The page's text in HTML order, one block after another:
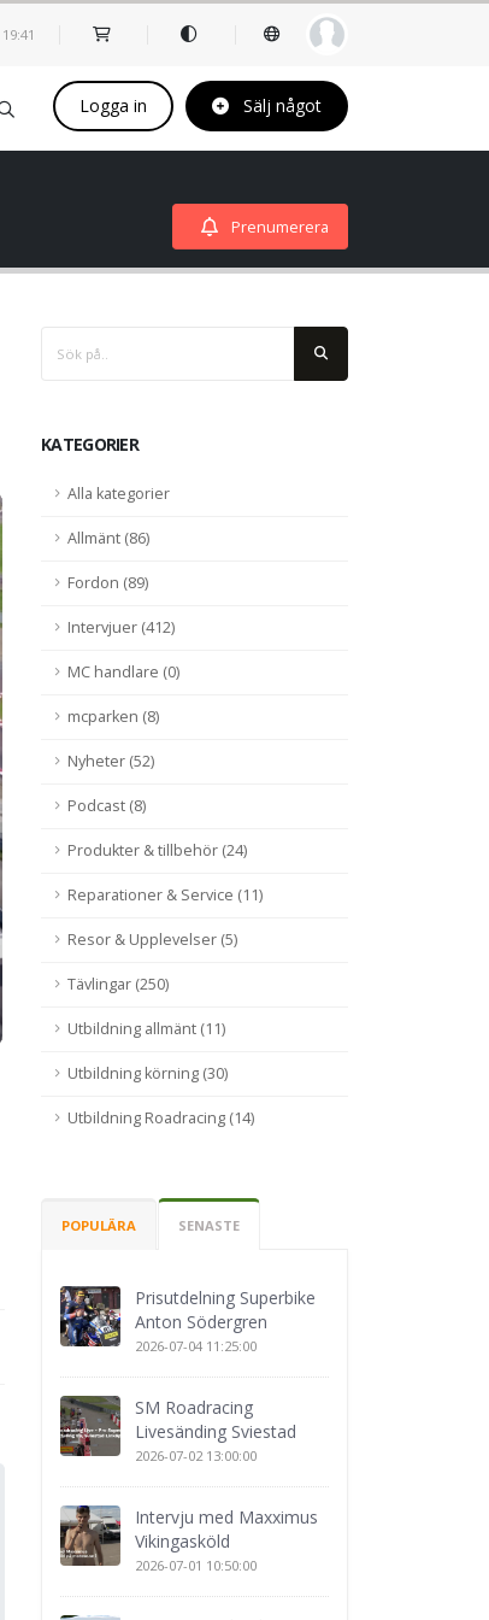
19 41
Logga in Sälj något
Prenumerera
KATEGORIER
Alla kategorier
Allmänt (86)
Fordon (89)
Intervjuer (412)
MC handlare (0)
mcparken (8)
Nyheter (52)
Podcast (8)
Produkter & tillbehör (24)
Reparationer & Service (11)
Resor & Upplevelser (5)
Tävlingar (250)
Utbildning allmänt (11)
Utbildning körning (30)
Utbildning Roadracing (14)
POPULÄRA SENASTE
Prisutdelning Superbike
Anton Södergren
2026-07-04 11:25:00
SM Roadracing
Livesänding Sviestad
2026-07-02 13:00:00
Intervju med Maxximus
Vikingasköld
2026-07-01 10:50:00